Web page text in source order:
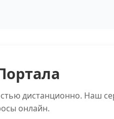
дистанционно. Наш
онлайн.